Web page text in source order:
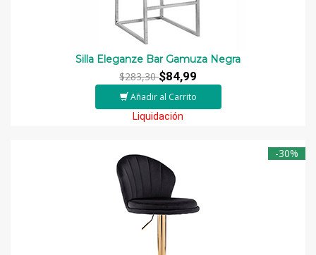
Silla Eleganze Bar Gamuza Negra
$283,30$84,99
Añadir al Carrito
Liquidación
-30%